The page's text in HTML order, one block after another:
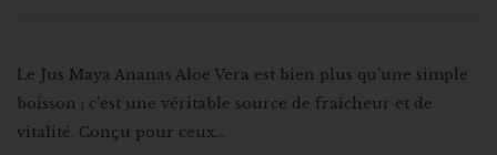
Le Jus Maya Ananas Aloe Vera est bien plus qu’une simple
boisson ; c’est une véritable source de fraîcheur et de
vitalité. Conçu pour ceux…